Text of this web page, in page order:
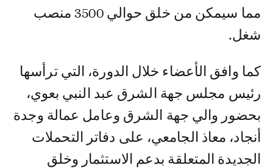
مما سيمكن من خلق حوالي 3500 منصب
شغل.
كما وافق الأعضاء خلال الدورة، التي ترأسها
رئيس مجلس جهة الشرق عبد النبي بعوي،
بحضور والي جهة الشرق وعامل عمالة وجدة
أنجاد، معاذ الجامعي، على دفاتر التحملات
الجديدة المتعلقة بدعم الاستثمار وخلق